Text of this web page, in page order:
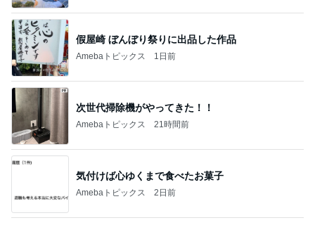
假屋崎 ぼんぼり祭りに出品した作品
Amebaトピックス 1日前
次世代掃除機がやってきた！！
Amebaトピックス 21時間前
気付けば心ゆくまで食べたお菓子
Amebaトピックス 2日前